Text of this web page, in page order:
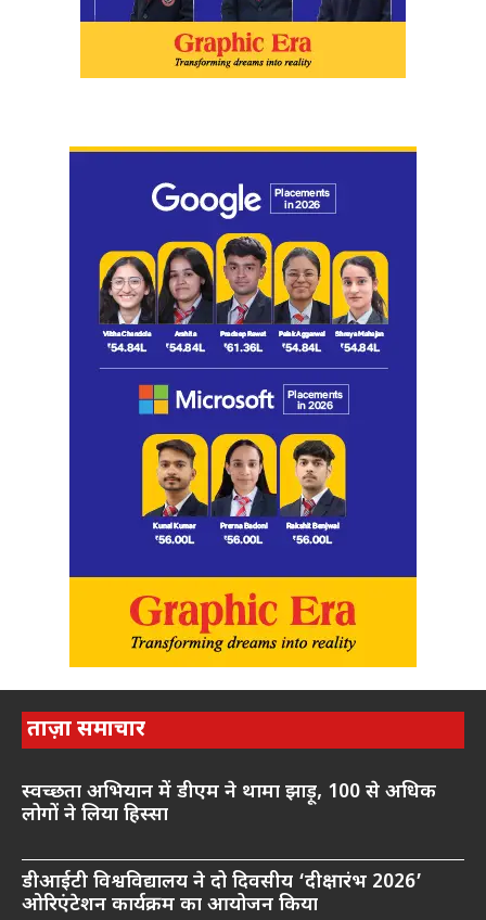
ताज़ा समाचार
स्वच्छता अभियान में डीएम ने थामा झाड़ू, 100 से अधिक
लोगों ने लिया हिस्सा
डीआईटी विश्वविद्यालय ने दो दिवसीय ‘दीक्षारंभ 2026’
ओरिएंटेशन कार्यक्रम का आयोजन किया